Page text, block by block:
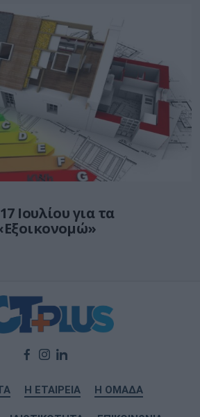
Ιουλίου για τα
Η ΕΤΑΙΡΕΙΑ Η ΟΜΑΔΑ